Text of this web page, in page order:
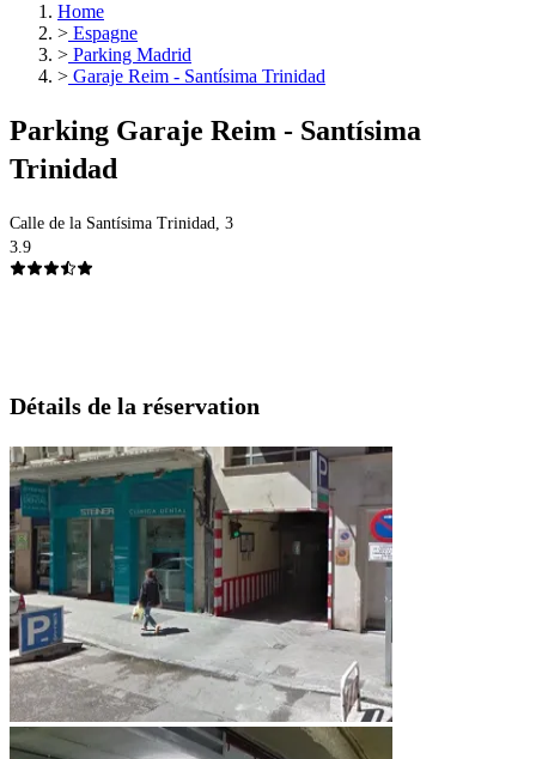
Home
> Espagne
> Parking Madrid
> Garaje Reim - Santísima Trinidad
Parking Garaje Reim - Santísima
Trinidad
Calle de la Santísima Trinidad, 3
3.9
Détails de la réservation